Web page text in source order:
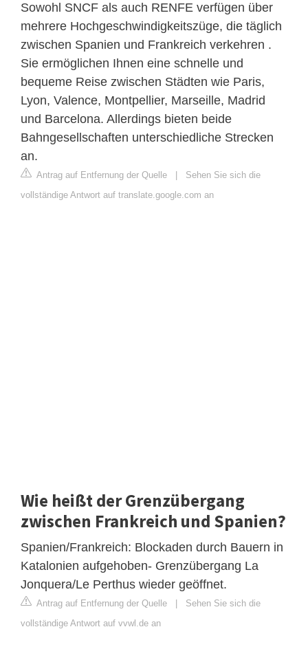
Sowohl SNCF als auch RENFE verfügen über
mehrere Hochgeschwindigkeitszüge, die täglich
zwischen Spanien und Frankreich verkehren .
Sie ermöglichen Ihnen eine schnelle und
bequeme Reise zwischen Städten wie Paris,
Lyon, Valence, Montpellier, Marseille, Madrid
und Barcelona. Allerdings bieten beide
Bahngesellschaften unterschiedliche Strecken
an.
Antrag auf Entfernung der Quelle
Sehen Sie sich die
vollständige Antwort auf translate.google.com an
Wie heißt der Grenzübergang
zwischen Frankreich und Spanien?
Spanien/Frankreich: Blockaden durch Bauern in
Katalonien aufgehoben- Grenzübergang La
Jonquera/Le Perthus wieder geöffnet.
Antrag auf Entfernung der Quelle
Sehen Sie sich die
vollständige Antwort auf vvwl.de an